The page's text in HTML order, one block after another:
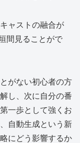
ャストの融合が
間見ることがで
がない初心者の方
し、次に自分の番
一歩として強くお
自動生成という新
にどう影響するか